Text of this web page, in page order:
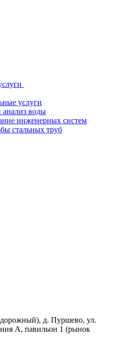
услуги
воды
инженерных систем
стальных труб
д. Пуршево, ул.
А, павильон 1 (рынок